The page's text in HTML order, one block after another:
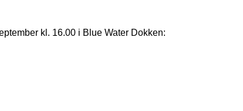
kl. 16.00 i Blue Water Dokken: